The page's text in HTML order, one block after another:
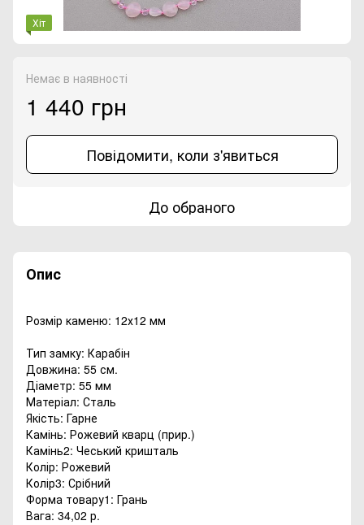
Хіт
Немає в наявності
1 440 грн
Повідомити, коли з'явиться
До обраного
Опис
Розмір каменю: 12х12 мм
Тип замку: Карабін
Довжина: 55 см.
Діаметр: 55 мм
Матеріал: Сталь
Якість: Гарне
Камінь: Рожевий кварц (прир.)
Камінь2: Чеський кришталь
Колір: Рожевий
Колір3: Срібний
Форма товару1: Грань
Вага: 34,02 р.